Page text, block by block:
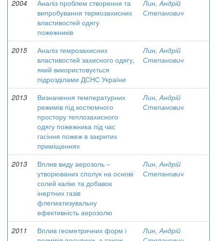
2004
Аналіз проблем створення та
випробування термозахисних
властивостей одягу
пожежників
Лин, Андрій
Степанович
2015
Аналіз темрозахисних
властивостей захисного одягу,
який використовується
підрозділами ДСНС України
Лин, Андрій
Степанович
2013
Визначення температурних
режимів під костюмного
простору теплозахисного
одягу пожежника під час
гасіння пожеж в закритих
приміщеннях
Лин, Андрій
Степанович
2013
Вплив виду аерозоль –
утворюваних сполук на основі
солей калію та добавок
інертних газів
флегматизувальну
ефективність аерозолю
Лин, Андрій
Степанович
2011
Вплив геометричних форм і
Лин, Андрій